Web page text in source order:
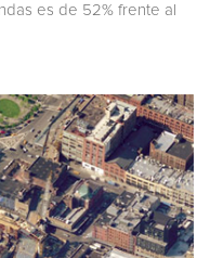
es de 52% frente al